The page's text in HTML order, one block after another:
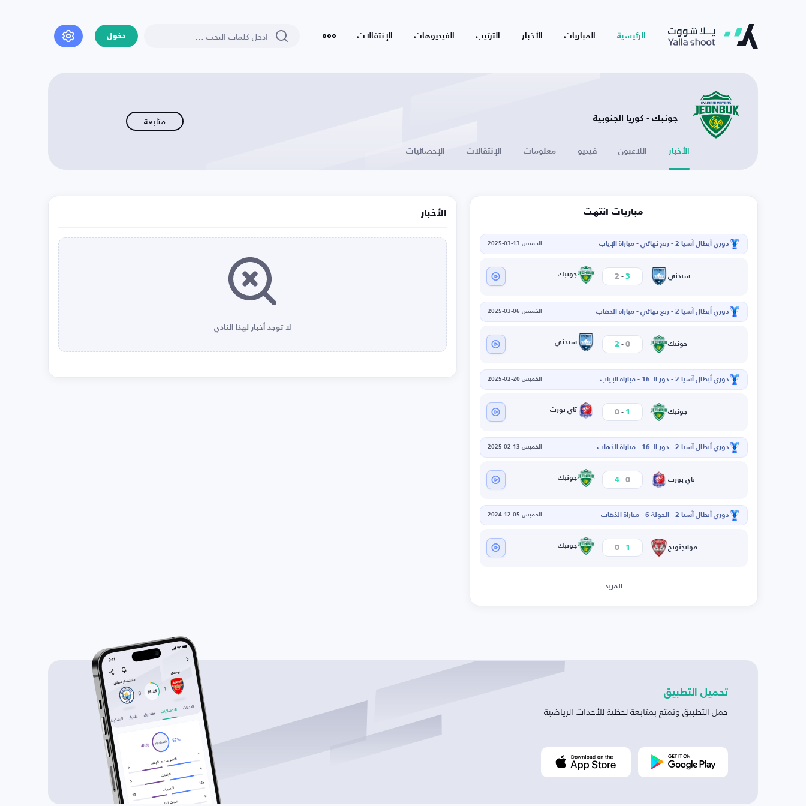
الرئيسية المباريات الأخبار الترتيب الفيديوهات الإنتقالات دخول
جونبك - كوريا الجنوبية متابعة
الأخبار اللاعبون فيديو معلومات الإنتقالات الإحصائيات
مباريات انتهت
دوري أبطال آسيا 2 - ربع نهائي - مباراة الإياب الخميس 13-03-2025
سيدني 3
-
2 جونبك
دوري أبطال آسيا 2 - ربع نهائي - مباراة الذهاب الخميس 06-03-2025
جونبك 0
-
2 سيدني
دوري أبطال آسيا 2 - دور الـ 16 - مباراة الإياب الخميس 20-02-2025
جونبك 1
-
0 تاي بورت
دوري أبطال آسيا 2 - دور الـ 16 - مباراة الذهاب الخميس 13-02-2025
تاي بورت 0
-
4 جونبك
دوري أبطال آسيا 2 - الجولة 6 - مباراة الذهاب الخميس 05-12-2024
موانجثونج 1
-
0 جونبك
المزيد
الأخبار
لا توجد أخبار لهذا النادي
تحميل التطبيق
حمل التطبيق وتمتع بمتابعة لحظية للأحداث الرياضية